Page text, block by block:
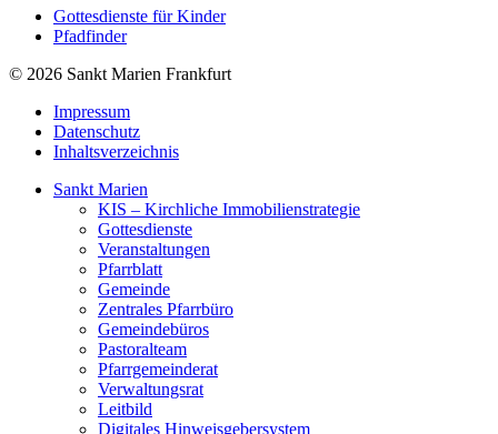
Gottesdienste für Kinder
Pfadfinder
© 2026 Sankt Marien Frankfurt
Impressum
Datenschutz
Inhaltsverzeichnis
Sankt Marien
KIS – Kirchliche Immobilienstrategie
Gottesdienste
Veranstaltungen
Pfarrblatt
Gemeinde
Zentrales Pfarrbüro
Gemeindebüros
Pastoralteam
Pfarrgemeinderat
Verwaltungsrat
Leitbild
Digitales Hinweisgebersystem